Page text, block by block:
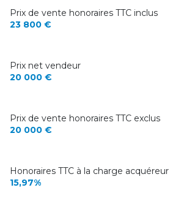
Prix de vente honoraires TTC inclus
23 800 €
Prix net vendeur
20 000 €
Prix de vente honoraires TTC exclus
20 000 €
Honoraires TTC à la charge acquéreur
15,97%